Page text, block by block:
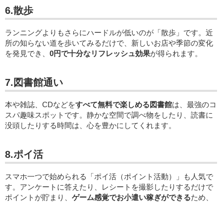
6.散歩
ランニングよりもさらにハードルが低いのが「散歩」です。近
所の知らない道を歩いてみるだけで、新しいお店や季節の変化
を発見でき、 0円で十分なリフレッシュ効果が得られます。
7.図書館通い
本や雑誌、CDなどをすべて無料で楽しめる図書館は、最強のコ
スパ趣味スポットです。静かな空間で調べ物をしたり、読書に
没頭したりする時間は、心を豊かにしてくれます。
8.ポイ活
スマホ一つで始められる「ポイ活（ポイント活動）」も人気で
す。アンケートに答えたり、レシートを撮影したりするだけで
ポイントが貯まり、 ゲーム感覚でお小遣い稼ぎができるため、